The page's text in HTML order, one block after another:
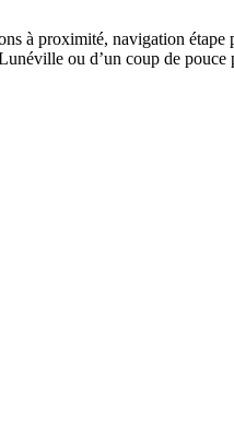
à proximité, navigation étape
ou d’un coup de